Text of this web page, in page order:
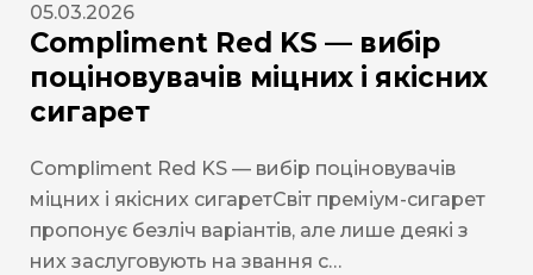
05.03.2026
Compliment Red KS — вибір
поціновувачів міцних і якісних
сигарет
Compliment Red KS — вибір поціновувачів
міцних і якісних сигаретСвіт преміум-сигарет
пропонує безліч варіантів, але лише деякі з
них заслуговують на звання с…